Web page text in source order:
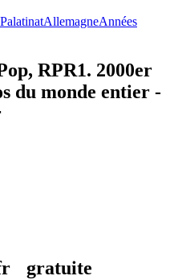
AllemagneAnnées
RPR1. 2000er
du monde entier -
gratuite